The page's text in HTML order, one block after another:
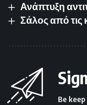
Ανάπτυξη
Σάλος από τις
Be